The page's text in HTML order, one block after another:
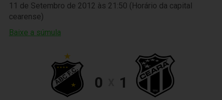
11 de Setembro de 2012 às 21:50 (Horário da capital
cearense)
Baixe a súmula
0 1